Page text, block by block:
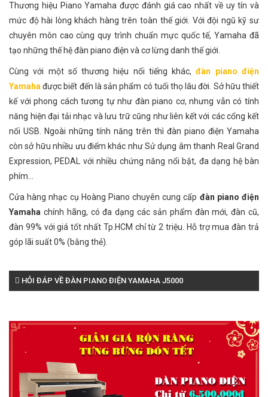
Thương hiệu Piano Yamaha được đánh giá cao nhất về uy tín và
mức độ hài lòng khách hàng trên toàn thế giới. Với đội ngũ kỹ sư
chuyên môn cao cùng quy trình chuẩn mực quốc tế, Yamaha đã
tạo những thế hệ đàn piano điện và cơ lừng danh thế giới.
Cùng với một số thương hiệu nổi tiếng khác,đàn piano điện
Yamaha được biết đến là sản phẩm có tuổi thọ lâu đời. Sở hữu thiết
kế với phong cách tương tự như đàn piano cơ, nhưng vẫn có tính
năng hiện đại tải nhạc và lưu trữ cũng như liên kết với các cổng kết
nối USB. Ngoài những tính năng trên thì đàn piano điện Yamaha
còn sở hữu nhiều ưu điểm khác như Sử dụng âm thanh Real Grand
Expression, PEDAL với nhiều chứng năng nổi bật, đa dạng hệ bàn
phím...
Cửa hàng nhạc cụ Hoàng Piano chuyên cung cấp đàn piano điện
Yamaha chính hãng, có đa dạng các sản phẩm đàn mới, đàn cũ,
đàn 99% với giá tốt nhất Tp.HCM chỉ từ 2 triệu. Hỗ trợ mua đàn trả
góp lãi suất 0% (bằng thẻ).
HỎI ĐÁP VỀ ĐÀN PIANO ĐIỆN YAMAHA J5000